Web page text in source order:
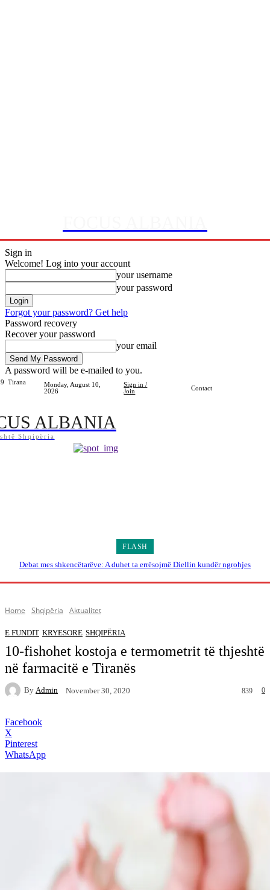
Sign in
Welcome! Log into your account
your username
your password
Forgot your password? Get help
Password recovery
Recover your password
your email
A password will be e-mailed to you.
Tirana
Monday, August 10,
2026
Sign in /
Join
Contact
ALBANIA
Shqipëria
FLASH
Debat mes shkencëtarëve: A duhet ta errësojmë Diellin kundër ngrohjes
Home Shqipëria Aktualitet
E FUNDIT KRYESORE SHQIPËRIA
10-fishohet kostoja e termometrit të thjeshtë
në farmacitë e Tiranës
By Admin November 30, 2020 0
839
Facebook
X
Pinterest
WhatsApp